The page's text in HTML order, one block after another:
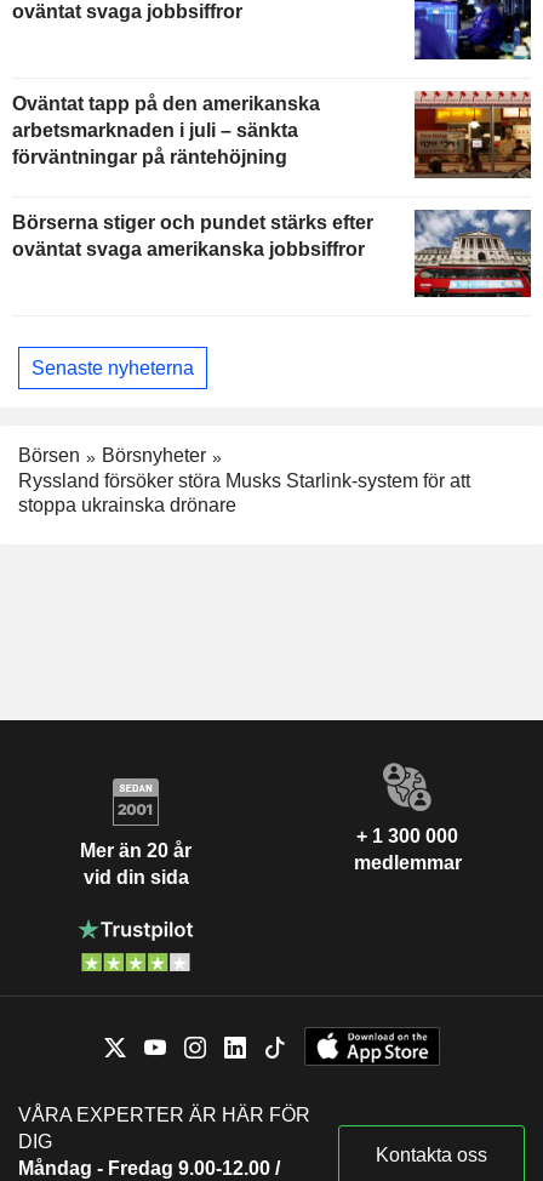
oväntat svaga jobbsiffror
Oväntat tapp på den amerikanska
arbetsmarknaden i juli – sänkta
förväntningar på räntehöjning
Börserna stiger och pundet stärks efter
oväntat svaga amerikanska jobbsiffror
Senaste nyheterna
Börsen
Börsnyheter
Ryssland försöker störa Musks Starlink-system för att
stoppa ukrainska drönare
Mer än 20 år
vid din sida
+ 1 300 000
medlemmar
VÅRA EXPERTER ÄR HÄR FÖR
DIG
Måndag - Fredag 9.00-12.00 /
Kontakta oss